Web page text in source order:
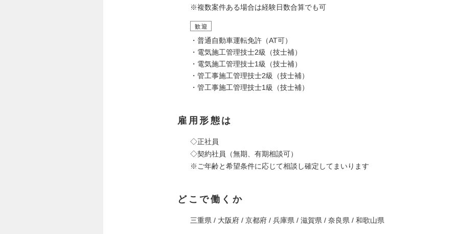
※複数案件ある場合は経験日数合算でも可
歓迎
・普通自動車運転免許（AT可）
・電気施工管理技士2級（技士補）
・電気施工管理技士1級（技士補）
・管工事施工管理技士2級（技士補）
・管工事施工管理技士1級（技士補）
雇用形態は
◇正社員
◇契約社員（無期、有期相談可）
※ご年齢と希望条件に応じて相談し確定してまいります
どこで働くか
三重県 / 大阪府 / 京都府 / 兵庫県 / 滋賀県 / 奈良県 / 和歌山県